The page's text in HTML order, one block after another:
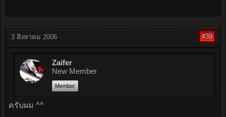
3 สิงหาคม 2006 #39
Zaifer
New Member
Member
ครับผม ^^